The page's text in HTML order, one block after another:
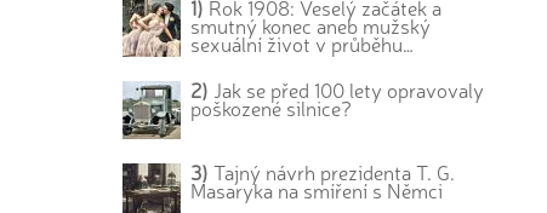
1) Rok 1908: Veselý začátek a
smutný konec aneb mužský
sexuální život v průběhu…
2) Jak se před 100 lety opravovaly
poškozené silnice?
3) Tajný návrh prezidenta T. G.
Masaryka na smíření s Němci